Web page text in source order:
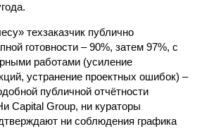
техзаказчик публично
готовности – 90%, затем 97%, с
работами (усиление
устранение проектных ошибок) –
публичной отчётности
Capital Group, ни кураторы
ни соблюдения графика